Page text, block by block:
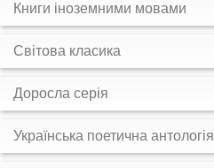
Книги іноземними мовами
Світова класика
Доросла серія
Українська поетична антологія